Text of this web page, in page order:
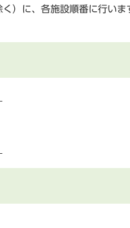
）に、各施設順番に行いま